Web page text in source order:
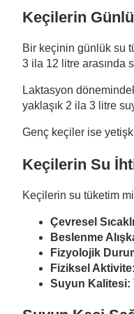
Keçilerin
Bir keçinin günlük su
3 ila 12 litre arasında
Laktasyon
yaklaşık 2 ila 3 litre
Genç keçiler ise
Keçilerin Su
Keçilerin su tüketim
Çevresel
Beslenme
Fizyolojik
Fiziksel Aktivite:
Suyun Kalitesi: